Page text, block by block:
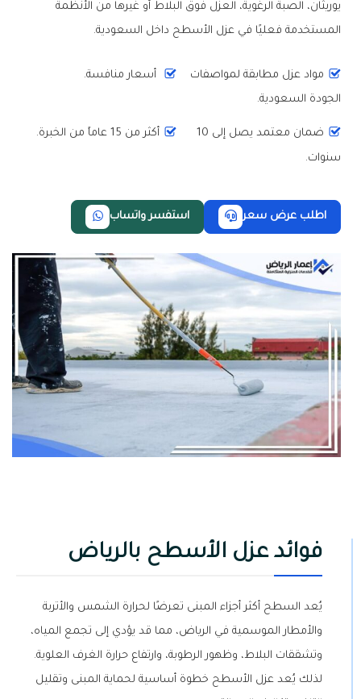
يوريثان، الصبة الرغوية، العزل فوق البلاط أو غيرها من الأنظمة
المستخدمة فعليًا في عزل الأسطح داخل السعودية.
مواد عزل مطابقة لمواصفات
الجودة السعودية.
أسعار منافسة.
ضمان معتمد يصل إلى 10
سنوات.
أكثر من 15 عاماً من الخبرة.
اطلب عرض سعر استفسر واتساب
فوائد عزل الأسطح بالرياض
يُعد السطح أكثر أجزاء المبنى تعرضًا لحرارة الشمس والأتربة
والأمطار الموسمية في الرياض، مما قد يؤدي إلى تجمع المياه،
وتشققات البلاط، وظهور الرطوبة، وارتفاع حرارة الغرف العلوية.
لذلك يُعد عزل الأسطح خطوة أساسية لحماية المبنى وتقليل